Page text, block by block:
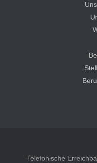
Telefonische